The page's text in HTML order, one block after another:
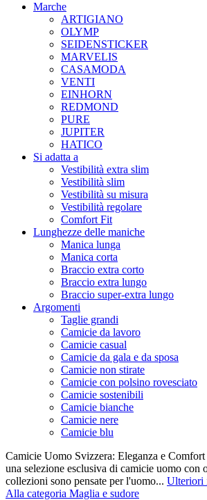
Marche
ARTIGIANO
OLYMP
SEIDENSTICKER
MARVELIS
CASAMODA
VENTI
EINHORN
REDMOND
PURE
JUPITER
HATICO
Si adatta a
Vestibilità extra slim
Vestibilità slim
Vestibilità su misura
Vestibilità regolare
Comfort Fit
Lunghezze delle maniche
Manica lunga
Manica corta
Braccio extra corto
Braccio extra lungo
Braccio super-extra lungo
Argomenti
Taglie grandi
Camicie da lavoro
Camicie casual
Camicie da gala e da sposa
Camicie non stirate
Camicie con polsino rovesciato
Camicie sostenibili
Camicie bianche
Camicie nere
Camicie blu
Camicie Uomo Svizzera: Eleganza e
una selezione esclusiva di camicie uomo
collezioni sono pensate per l'uomo... Ulteriori
Alla categoria Maglia e sudore